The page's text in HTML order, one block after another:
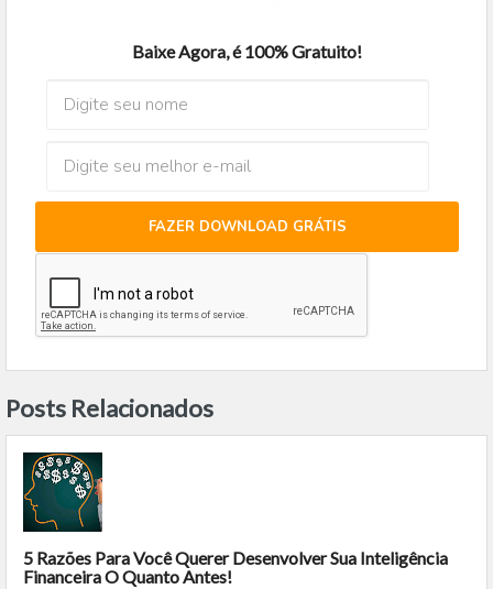
Baixe Agora, é 100% Gratuito!
FAZER DOWNLOAD GRÁTIS
Posts Relacionados
5 Razões Para Você Querer Desenvolver Sua Inteligência
Financeira O Quanto Antes!